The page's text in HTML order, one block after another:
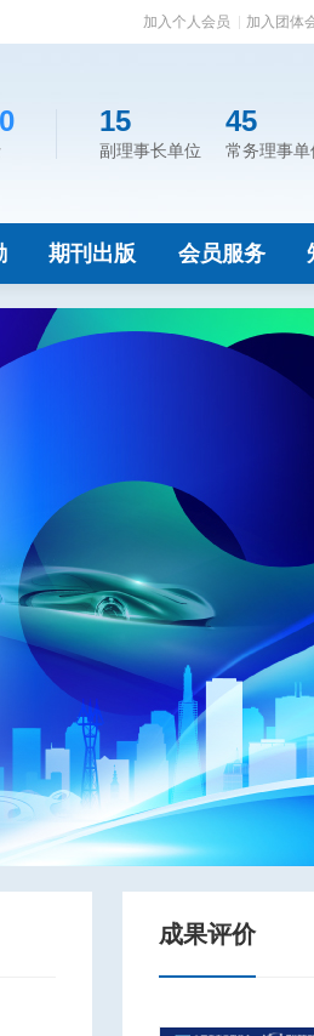
加入个人会员 加入团体
15
副理事长单位
45
常务理事单
期刊出版 会员服务
成果评价